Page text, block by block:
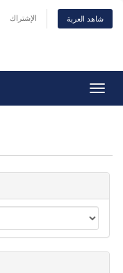
الإشتراك شاهد العربة